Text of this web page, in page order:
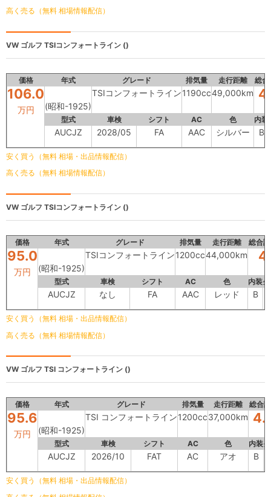
高く売る（無料 相場情報配信）
VW ゴルフ TSIコンフォートライン ()
価格 年式 グレード 排気量 走行距離 総合
106.0
万円 (昭和-1925)
TSIコンフォートライン1190cc49,000km
型式 車検 シフト AC 色 内装
AUCJZ 2028/05 FA AAC シルバー B
安く買う（無料 相場・出品情報配信）
高く売る（無料 相場情報配信）
VW ゴルフ TSIコンフォートライン ()
価格 年式 グレード 排気量 走行距離 総合
95.0
万円 (昭和-1925)
TSIコンフォートライン1200cc44,000km 4
型式 車検 シフト AC 色 内装
AUCJZ なし FA AAC レッド B
安く買う（無料 相場・出品情報配信）
高く売る（無料 相場情報配信）
VW ゴルフ TSI コンフォートライン ()
価格 年式 グレード 排気量 走行距離 総合
95.6
万円 (昭和-1925)
TSI コンフォートライン1200cc37,000km
型式 車検 シフト AC 色 内装
AUCJZ 2026/10 FAT AC アオ B
安く買う（無料 相場・出品情報配信）